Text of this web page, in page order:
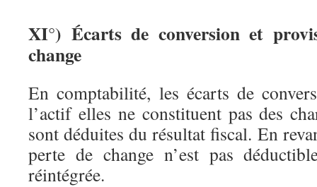
XI°) Écarts de conversion et
change
En comptabilité, les écarts de
l’actif elles ne constituent pas des
sont déduites du résultat fiscal. En
perte de change n’est pas
réintégrée.